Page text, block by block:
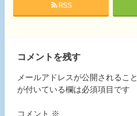
RSS
コメントを残す
メールアドレスが公開されるこ
が付いている欄は必須項目です
コメント ※